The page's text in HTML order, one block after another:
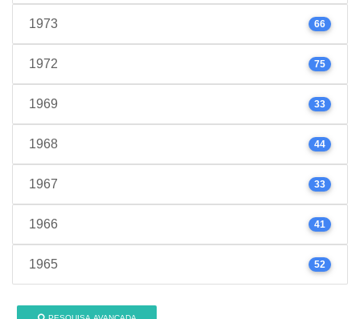
1973 66
1972 75
1969 33
1968 44
1967 33
1966 41
1965 52